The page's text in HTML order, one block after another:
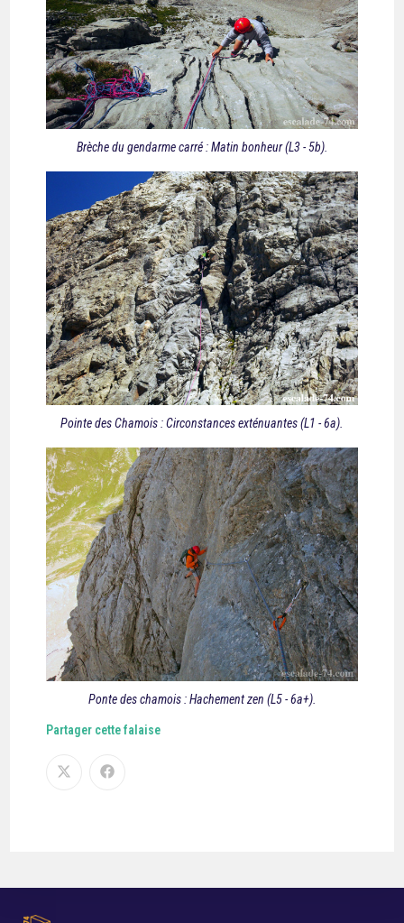
Brèche du gendarme carré : Matin bonheur (L3 - 5b).
Pointe des Chamois : Circonstances exténuantes (L1 - 6a).
Ponte des chamois : Hachement zen (L5 - 6a+).
Partager cette falaise